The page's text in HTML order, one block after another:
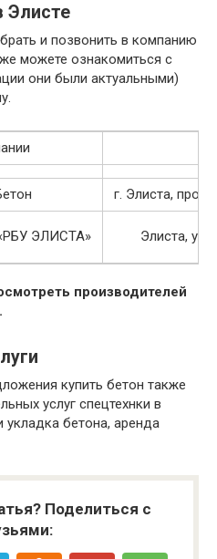
Элисте
и позвонить в компанию
можете ознакомиться с
они были актуальными)
г. Элиста,
ЭЛИСТА» Элиста,
производителей
.
купить бетон также
услуг спецтехнки в
бетона, аренда
Поделиться с